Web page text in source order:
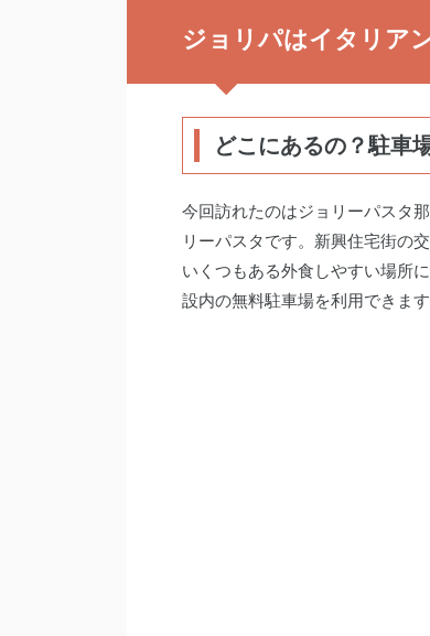
ジョリパはイタリア
どこにあるの？駐車
今回訪れたのはジョリーパスタ
リーパスタです。新興住宅街の
いくつもある外食しやすい場所
設内の無料駐車場を利用できます